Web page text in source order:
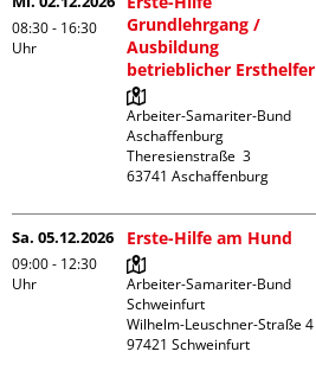
08:30 - 16:30
Uhr
Grundlehrgang /
Ausbildung
betrieblicher Ersthelfer
Arbeiter-Samariter-Bund
Aschaffenburg
Theresienstraße  3
Sa. 05.12.2026
09:00 - 12:30
Uhr
Erste-Hilfe am Hund
Arbeiter-Samariter-Bund
Schweinfurt
Wilhelm-Leuschner-Straße 4